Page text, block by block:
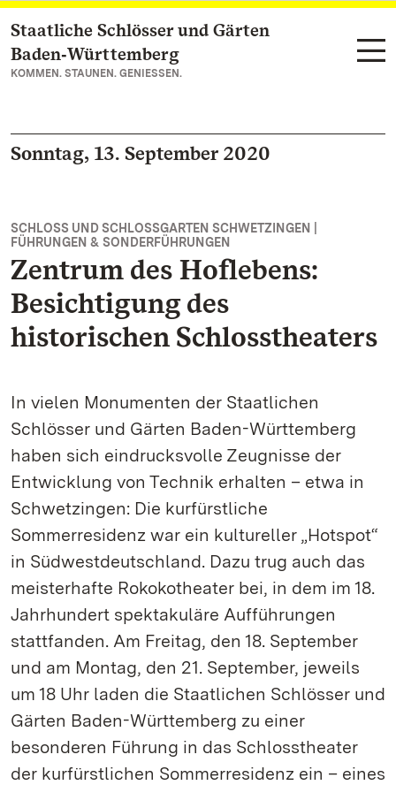
Zum Hauptinhalt springen
Staatliche Schlösser und Gärten
Baden‑Württemberg
KOMMEN. STAUNEN. GENIESSEN.
Sonntag, 13. September 2020
SCHLOSS UND SCHLOSSGARTEN SCHWETZINGEN |
FÜHRUNGEN & SONDERFÜHRUNGEN
Zentrum des Hoflebens:
Besichtigung des
historischen Schlosstheaters
In vielen Monumenten der Staatlichen
Schlösser und Gärten Baden-Württemberg
haben sich eindrucksvolle Zeugnisse der
Entwicklung von Technik erhalten – etwa in
Schwetzingen: Die kurfürstliche
Sommerresidenz war ein kultureller „Hotspot“
in Südwestdeutschland. Dazu trug auch das
meisterhafte Rokokotheater bei, in dem im 18.
Jahrhundert spektakuläre Aufführungen
stattfanden. Am Freitag, den 18. September
und am Montag, den 21. September, jeweils
um 18 Uhr laden die Staatlichen Schlösser und
Gärten Baden-Württemberg zu einer
besonderen Führung in das Schlosstheater
der kurfürstlichen Sommerresidenz ein – eines